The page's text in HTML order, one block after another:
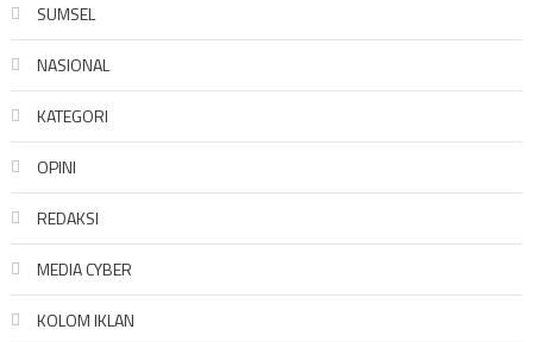
SUMSEL
NASIONAL
KATEGORI
OPINI
REDAKSI
MEDIA CYBER
KOLOM IKLAN